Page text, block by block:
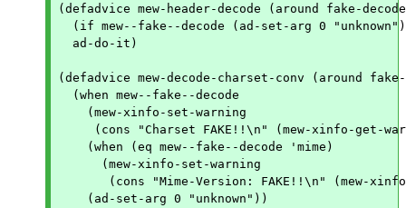
(defadvice mew-header-decode (around fake-
(if mew--fake--decode (ad-set-arg 0
  ad-do-it)
(defadvice mew-decode-charset-conv (around
  (when mew--fake--decode
    (mew-xinfo-set-warning
(cons "Charset FAKE!!\n" (mew-xinfo-get-
    (when (eq mew--fake--decode 'mime)
      (mew-xinfo-set-warning
(cons "Mime-Version: FAKE!!\n" (mew-
    (ad-set-arg 0 "unknown"))